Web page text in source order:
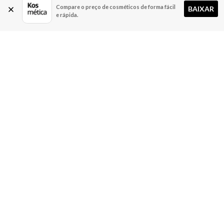
Compare o preço de cosméticos de forma fácil
e rápida.
BAIXAR